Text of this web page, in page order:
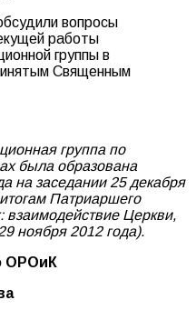
вопросы
работы
группы в
Священным
группа по
была образована
на заседании 25 декабря
Патриаршего
взаимодействие Церкви,
ноября 2012 года).
ОРОиК